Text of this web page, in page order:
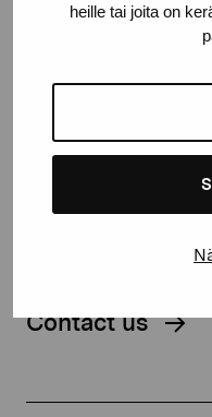
heille tai joita on
Pro Artibus
Contact us